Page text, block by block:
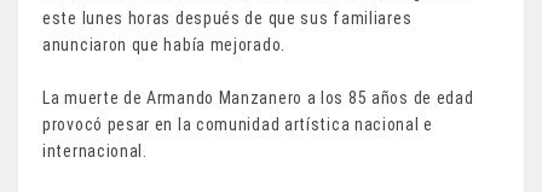
este lunes horas después de que sus familiares
anunciaron que había mejorado.
La muerte de Armando Manzanero a los 85 años de edad
provocó pesar en la comunidad artística nacional e
internacional.